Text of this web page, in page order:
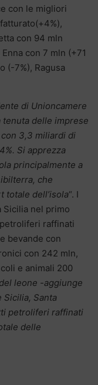
con le migliori
con 94 mln
con 7 mln (+71
(-7%), Ragusa
di Unioncamere
delle imprese
3,3 miliardi di
Si apprezza
principalmente a
che
totale dell’isola“. I
Sicilia nel primo
raffinati
bevande con
con 242 mln,
e animali 200
leone -aggiunge
Santa
petroliferi raffinati
delle